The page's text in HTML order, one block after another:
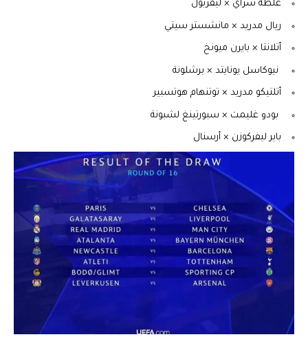
غلطة سراي × ليفربول
ريال مدريد × مانشستر سيتي
أتلانتا × بايرن ميونخ
⁠ نيوكاسل يونايتد × برشلونة
أتلتيكو مدريد × توتنهام هوتسبير
⁠ بودو غليمت × سبورتينغ لشبونة
باير ليفركوزن × أرسنال